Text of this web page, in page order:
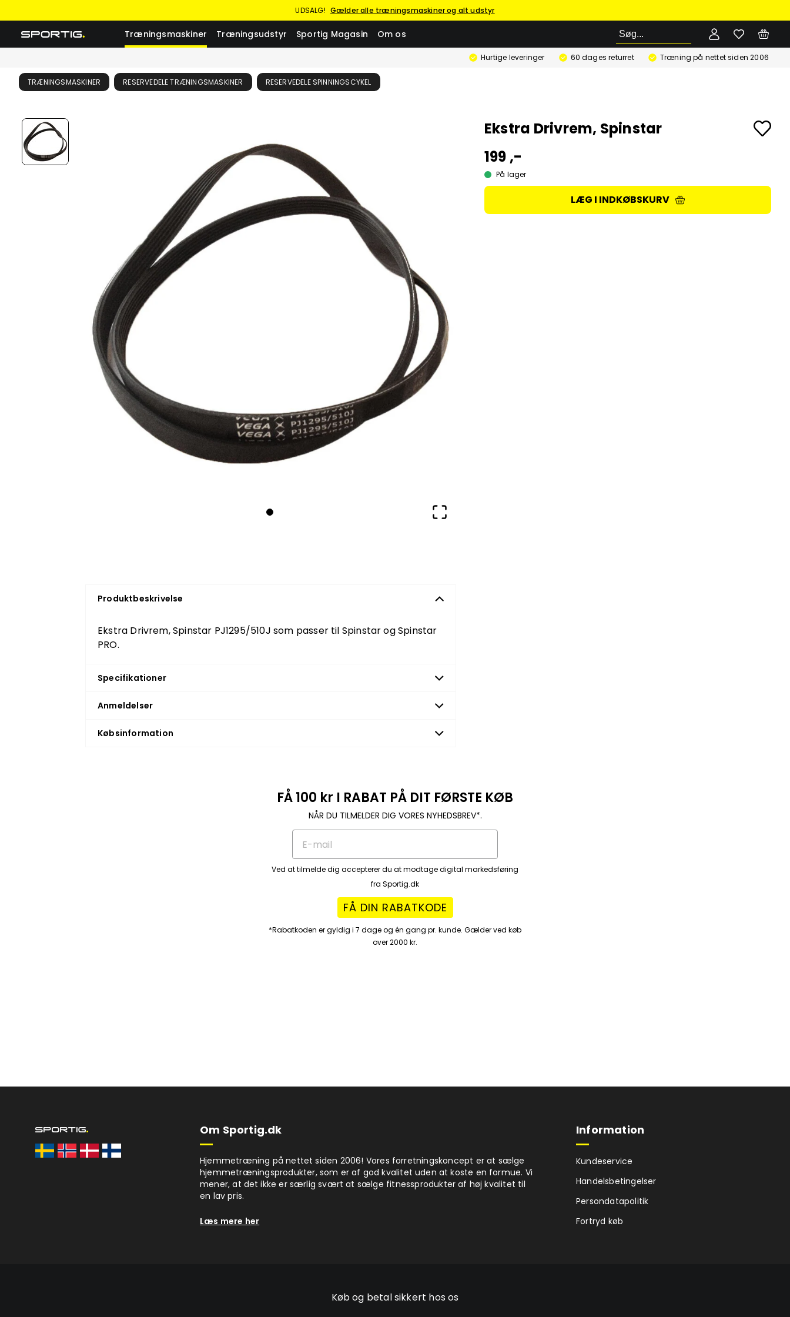
UDSALG! Gælder alle træningsmaskiner og alt udstyr
Træningsmaskiner Træningsudstyr Sportig Magasin Om os Søg
Hurtige leveringer 60 dages returret Træning på nettet siden 2006
TRÆNINGSMASKINER RESERVEDELE TRÆNINGSMASKINER RESERVEDELE SPINNINGSCYKEL
Ekstra Drivrem, Spinstar
199 ,-
På lager
LÆG I INDKØBSKURV
Produktbeskrivelse
Ekstra Drivrem, Spinstar PJ1295/510J som passer til Spinstar og Spinstar
PRO.
Specifikationer
Anmeldelser
Købsinformation
FÅ 100 kr I RABAT PÅ DIT FØRSTE KØB
NÅR DU TILMELDER DIG VORES NYHEDSBREV*.
Ved at tilmelde dig accepterer du at modtage digital markedsføring
fra Sportig.dk
FÅ DIN RABATKODE
*Rabatkoden er gyldig i 7 dage og én gang pr. kunde. Gælder ved køb
over 2000 kr.
Om Sportig.dk
Hjemmetræning på nettet siden 2006! Vores forretningskoncept er at sælge
hjemmetræningsprodukter, som er af god kvalitet uden at koste en formue. Vi
mener, at det ikke er særlig svært at sælge fitnessprodukter af høj kvalitet til
en lav pris.
Læs mere her
Information
Kundeservice
Handelsbetingelser
Persondatapolitik
Fortryd køb
Køb og betal sikkert hos os